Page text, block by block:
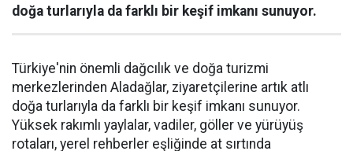
doğa turlarıyla da farklı bir keşif imkanı sunuyor.
Türkiye'nin önemli dağcılık ve doğa turizmi
merkezlerinden Aladağlar, ziyaretçilerine artık atlı
doğa turlarıyla da farklı bir keşif imkanı sunuyor.
Yüksek rakımlı yaylalar, vadiler, göller ve yürüyüş
rotaları, yerel rehberler eşliğinde at sırtında